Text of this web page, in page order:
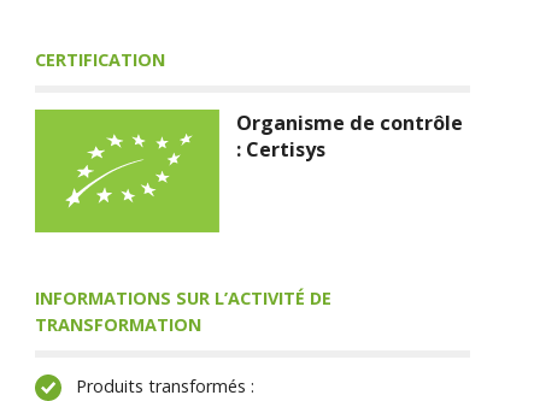
CERTIFICATION
Organisme de contrôle
: Certisys
INFORMATIONS SUR L’ACTIVITÉ DE
TRANSFORMATION
Produits transformés :